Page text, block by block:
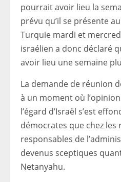
pourrait avoir lieu la
prévu qu’il se présente
Turquie mardi et
israélien a donc déclaré
avoir lieu une semaine
La demande de réunion
à un moment où
l’égard d’Israël s’est
démocrates que chez les
responsables de
devenus sceptiques
Netanyahu.